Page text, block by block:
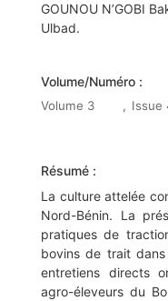
GOUNOU N’GOBI
Ulbad.
Volume/Numéro :
Volume 3 , Issue
Résumé :
La culture attelée
Nord-Bénin. La
pratiques de
bovins de trait
entretiens directs
agro-éleveurs du